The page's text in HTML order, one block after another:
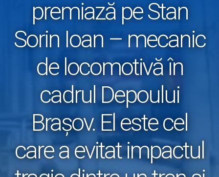
premiază pe Stan
Sorin Ioan – mecanic
de locomotivă în
cadrul Depoului
Brașov. El este cel
care a evitat impactul